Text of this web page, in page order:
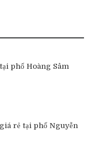
phố Hoàng Sâm
rẻ tại phố Nguyễn